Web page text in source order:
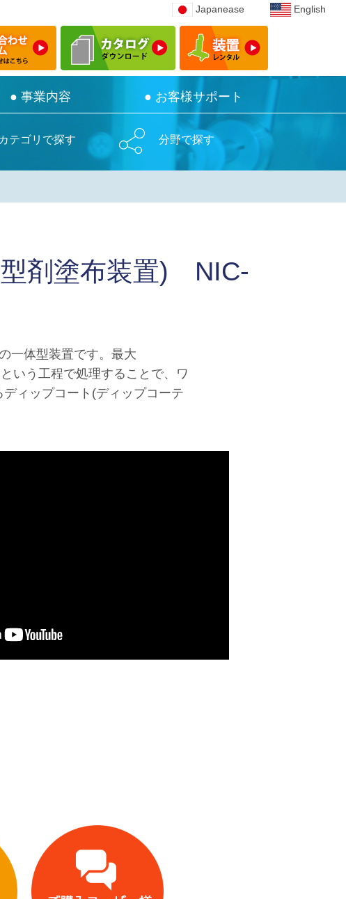
Japanease English
● 事業内容 ● お客様サポート
Japanease English
● 事業内容 ● お客様サポート
テゴリで探す 分野で探す
型剤塗布装置) NIC-
一体型装置です。最大
いう工程で処理することで、ワ
ィップコート(ディップコーテ